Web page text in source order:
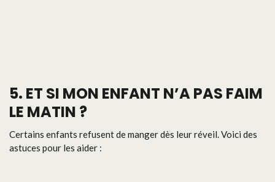
5. ET SI MON ENFANT N’A PAS FAIM
LE MATIN ?
Certains enfants refusent de manger dès leur réveil. Voici des
astuces pour les aider :